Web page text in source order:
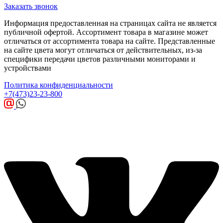
Заказать звонок
Информация предоставленная на страницах сайта не является
публичной офертой. Ассортимент товара в магазине может
отличаться от ассортимента товара на сайте. Представленные
на сайте цвета могут отличаться от действительных, из-за
специфики передачи цветов различными мониторами и
устройствами
Политика конфиденциальности
+7(473)23-23-800